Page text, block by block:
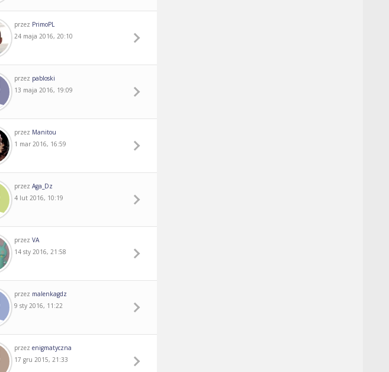
przez PrimoPL
24 maja 2016, 20:10
przez pabloski
13 maja 2016, 19:09
przez Manitou
1 mar 2016, 16:59
przez Aga_Dz
4 lut 2016, 10:19
przez VA
14 sty 2016, 21:58
przez malenkagdz
9 sty 2016, 11:22
przez enigmatyczna
17 gru 2015, 21:33